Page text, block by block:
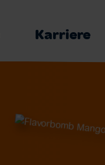
Karriere